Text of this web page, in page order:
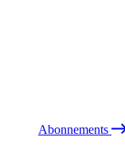
Abonnements